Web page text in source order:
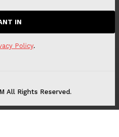
IN
Policy.
All Rights Reserved.